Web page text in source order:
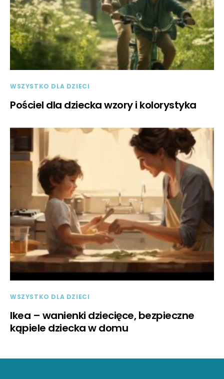
WSZYSTKO DLA DZIECI
Pościel dla dziecka wzory i kolorystyka
WSZYSTKO DLA DZIECI
Ikea – wanienki dziecięce, bezpieczne
kąpiele dziecka w domu